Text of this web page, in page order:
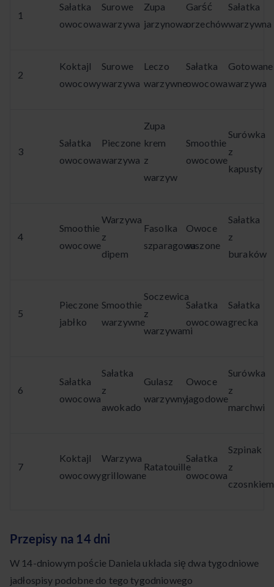
1
Sałatka
owocowa
Surowe
warzywa
Zupa
jarzynowa
Garść
orzechów
Sałatka
warzywna
2
Koktajl
owocowy
Surowe
warzywa
Leczo
warzywne
Sałatka
owocowa
Gotowane
warzywa
3
Sałatka
owocowa
Pieczone
warzywa
Zupa
krem
z
warzyw
Smoothie
owocowe
Surówka
z
kapusty
4
Smoothie
owocowe
Warzywa
z
dipem
Fasolka
szparagowa
Owoce
suszone
Sałatka
z
buraków
5
Pieczone
jabłko
Smoothie
warzywne
Soczewica
z
warzywami
Sałatka
owocowa
Sałatka
grecka
6
Sałatka
owocowa
Sałatka
z
awokado
Gulasz
warzywny
Owoce
jagodowe
Surówka
z
marchwi
7
Koktajl
owocowy
Warzywa
grillowane
Ratatouille
Sałatka
owocowa
Szpinak
z
czosnkiem
Przepisy na 14 dni
W 14-dniowym poście Daniela układa się dwa tygodniowe
jadłospisy podobne do tego tygodniowego